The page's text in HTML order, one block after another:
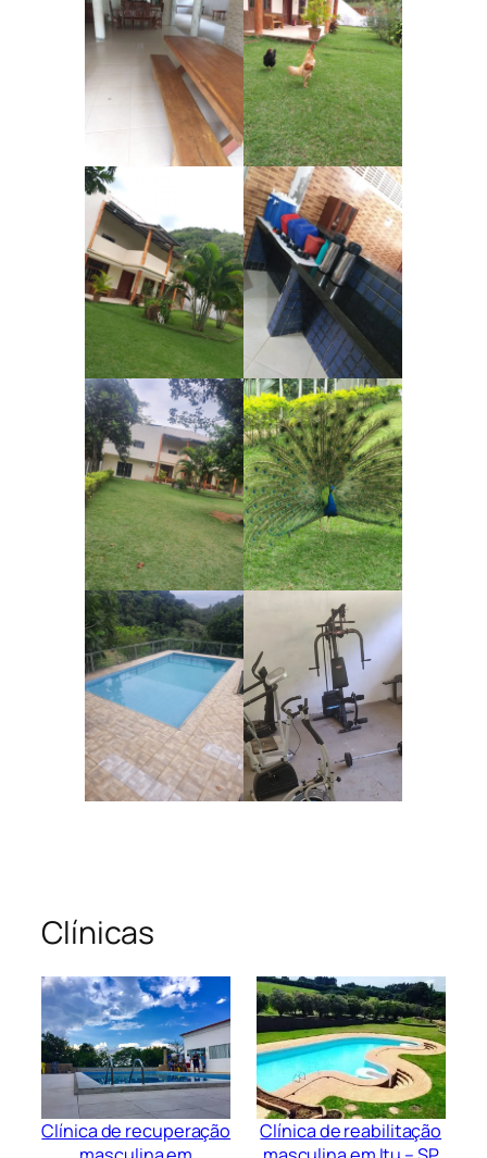
Clínicas
Clínica de recuperação
Clínica de reabilitação